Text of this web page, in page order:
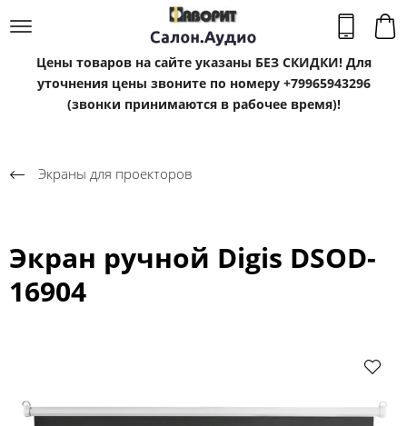
Цены товаров на сайте указаны БЕЗ СКИДКИ! Для
уточнения цены звоните по номеру +79965943296
(звонки принимаются в рабочее время)!
Экраны для проекторов
Экран ручной Digis DSOD-
16904